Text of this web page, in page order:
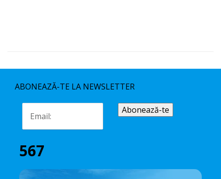
ABONEAZĂ-TE LA NEWSLETTER
567